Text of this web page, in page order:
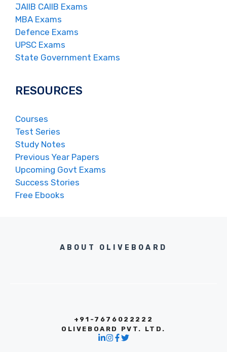
JAIIB CAIIB Exams
MBA Exams
Defence Exams
UPSC Exams
State Government Exams
RESOURCES
Courses
Test Series
Study Notes
Previous Year Papers
Upcoming Govt Exams
Success Stories
Free Ebooks
ABOUT OLIVEBOARD
+91-7676022222
OLIVEBOARD PVT. LTD.